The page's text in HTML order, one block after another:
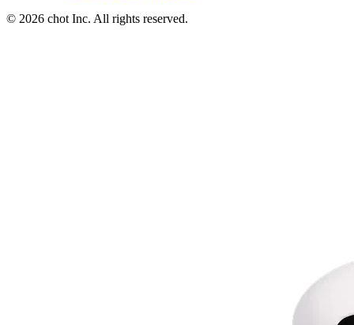
© 2026 chot Inc. All rights reserved.